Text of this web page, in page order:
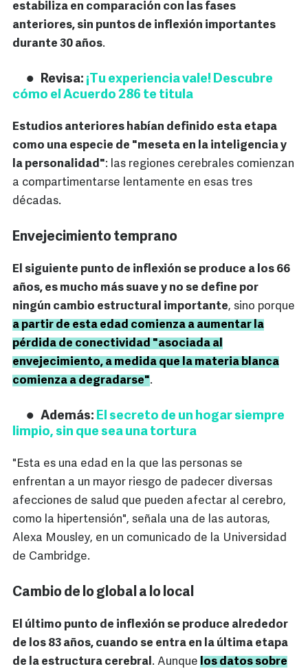
estabiliza en comparación con las fases
anteriores, sin puntos de inflexión importantes
durante 30 años.
Revisa: ¡Tu experiencia vale! Descubre
cómo el Acuerdo 286 te titula
Estudios anteriores habían definido esta etapa
como una especie de "meseta en la inteligencia y
la personalidad": las regiones cerebrales comienzan
a compartimentarse lentamente en esas tres
décadas.
Envejecimiento temprano
El siguiente punto de inflexión se produce a los 66
años, es mucho más suave y no se define por
ningún cambio estructural importante, sino porque
a partir de esta edad comienza a aumentar la
pérdida de conectividad "asociada al
envejecimiento, a medida que la materia blanca
comienza a degradarse".
Además: El secreto de un hogar siempre
limpio, sin que sea una tortura
"Esta es una edad en la que las personas se
enfrentan a un mayor riesgo de padecer diversas
afecciones de salud que pueden afectar al cerebro,
como la hipertensión", señala una de las autoras,
Alexa Mousley, en un comunicado de la Universidad
de Cambridge.
Cambio de lo global a lo local
El último punto de inflexión se produce alrededor
de los 83 años, cuando se entra en la última etapa
de la estructura cerebral. Aunque los datos sobre